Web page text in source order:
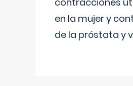
en la mujer y
de la próstata y